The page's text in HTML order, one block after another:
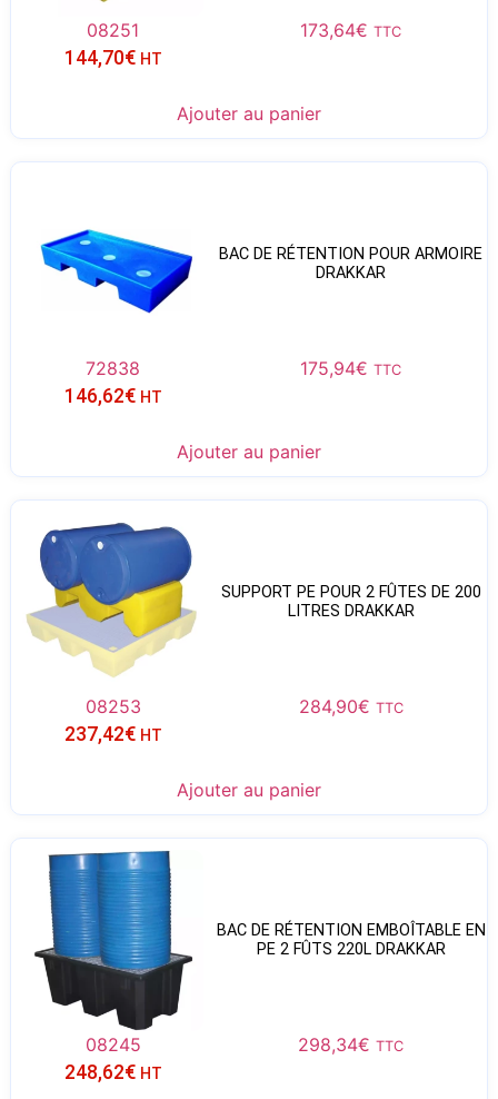
08251 173,64€ TTC
144,70€ HT
Ajouter au panier
BAC DE RÉTENTION POUR ARMOIRE
DRAKKAR
72838 175,94€ TTC
146,62€ HT
Ajouter au panier
SUPPORT PE POUR 2 FÛTES DE 200
LITRES DRAKKAR
08253 284,90€ TTC
237,42€ HT
Ajouter au panier
BAC DE RÉTENTION EMBOÎTABLE EN
PE 2 FÛTS 220L DRAKKAR
08245 298,34€ TTC
248,62€ HT